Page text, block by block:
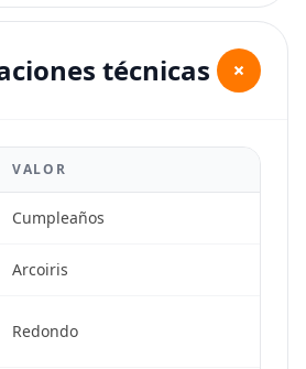
técnicas +
VALOR
Cumpleaños
Arcoiris
Redondo